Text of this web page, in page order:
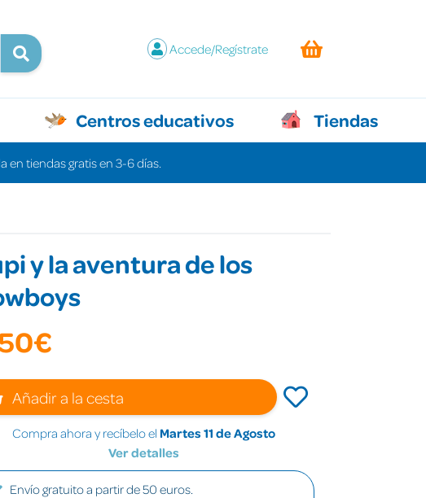
Accede/Regístrate
Centros educativos Tiendas
en tiendas gratis en 3-6 días.
y la aventura de los
Añadir a la cesta
Compra ahora y recíbelo el Martes 11 de Agosto
Ver detalles
Envío gratuito a partir de 50 euros.